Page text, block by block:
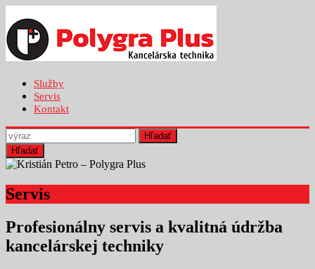
Služby
Servis
Kontakt
Hľadať
Servis
Profesionálny servis a kvalitná údržba
kancelárskej techniky